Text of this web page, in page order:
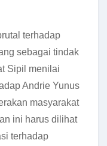
terhadap
sebagai tindak
Sipil menilai
Andrie Yunus
masyarakat
ini harus dilihat
terhadap